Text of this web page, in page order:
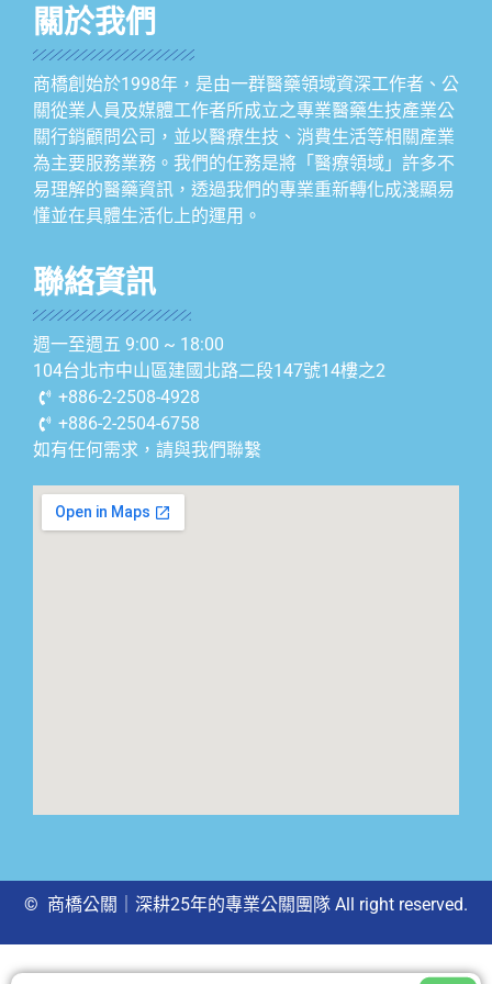
關於我們
商橋創始於1998年，是由一群醫藥領域資深工作者、公
關從業人員及媒體工作者所成立之專業醫藥生技產業公
關行銷顧問公司，並以醫療生技、消費生活等相關產業
為主要服務業務。我們的任務是將「醫療領域」許多不
易理解的醫藥資訊，透過我們的專業重新轉化成淺顯易
懂並在具體生活化上的運用。
聯絡資訊
週一至週五 9:00 ~ 18:00
104台北市中山區建國北路二段147號14樓之2
+886-2-2508-4928
+886-2-2504-6758
如有任何需求，請與我們聯繫
© 商橋公關｜深耕25年的專業公關團隊 All right reserved.